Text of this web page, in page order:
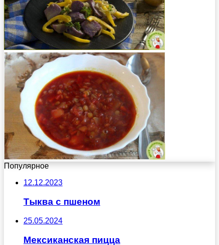
Популярное
12.12.2023
Тыква с пшеном
25.05.2024
Мексиканская пицца